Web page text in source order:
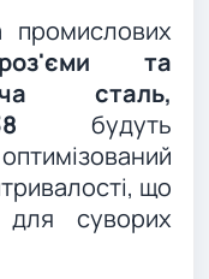
та
сталь,
будуть
що
суворих